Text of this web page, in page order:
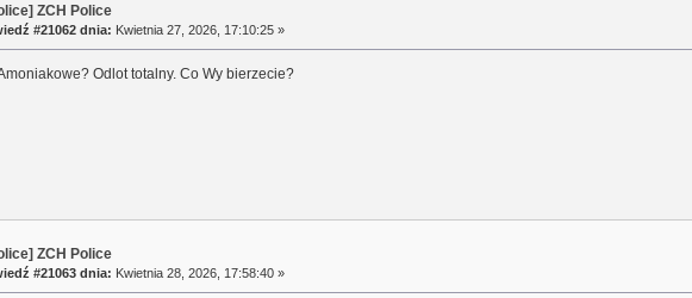
ZCH Police
#21062 dnia: Kwietnia 27, 2026, 17:10:25 »
Odlot totalny. Co Wy bierzecie?
ZCH Police
#21063 dnia: Kwietnia 28, 2026, 17:58:40 »